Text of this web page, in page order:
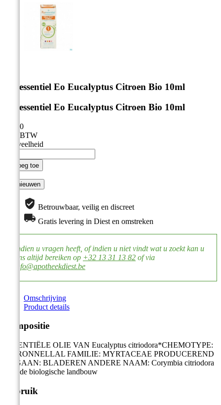
Puressentiel Eo Eucalyptus Citroen Bio 10ml
Puressentiel Eo Eucalyptus Citroen Bio 10ml
€ 6,70
Incl. BTW
Hoeveelheid
Voeg toe
Betrouwbaar, veilig en discreet
Gratis levering in Diest en omstreken
Indien u vragen heeft, of indien u niet vindt wat u zoekt kan u
ons altijd bereiken op +32 13 31 13 82 of via
info@apotheekdiest.be
Omschrijving
Product details
Compositie
ESSENTIËLE OLIE VAN Eucalyptus citriodora*CHEMOTYPE:
CITRONNELLAL FAMILIE: MYRTACEAE PRODUCEREND
ORGAAN: BLADEREN ANDERE NAAM: Corymbia citriodora
*Uit de biologische landbouw
Gebruik